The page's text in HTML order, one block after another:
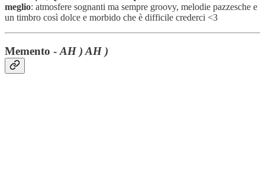
meglio: atmosfere sognanti ma sempre groovy, melodie pazzesche e
un timbro così dolce e morbido che è difficile crederci <3
Memento - AH ) AH )